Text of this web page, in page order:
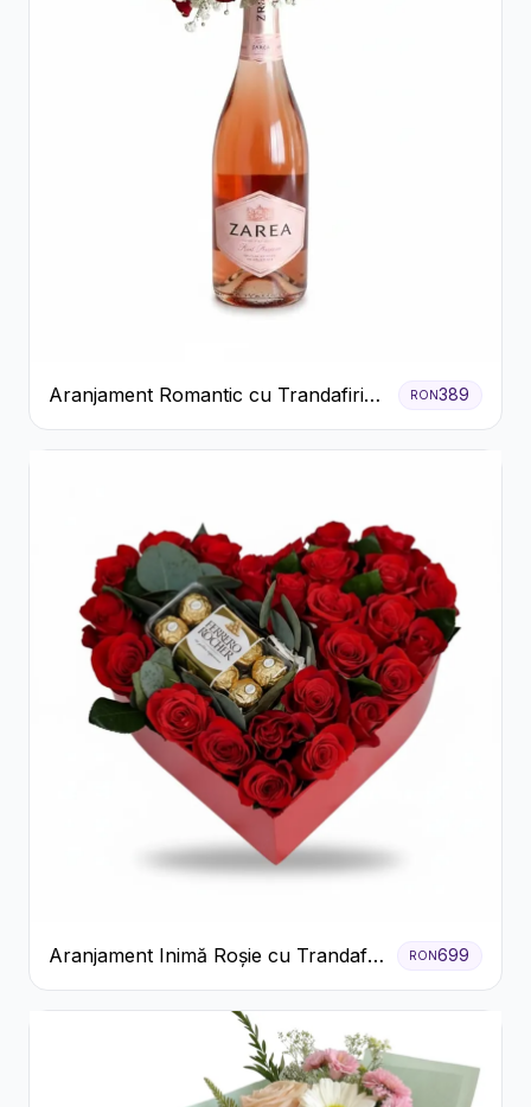
Aranjament Romantic cu Trandafiri
Roșii și Șampanie rose
RON389
Aranjament Inimă Roșie cu Trandafiri
și Ferrero Rocher Premium
RON699